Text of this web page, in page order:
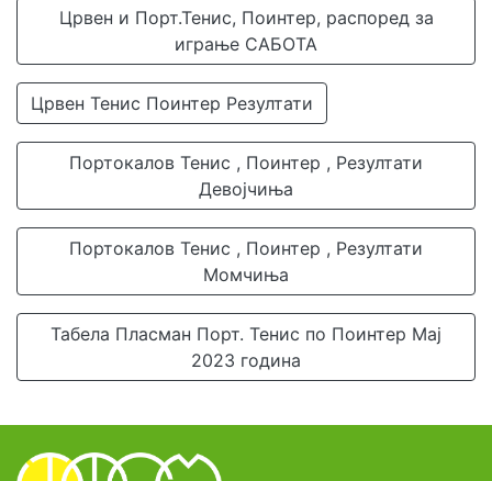
Црвен и Порт.Тенис, Поинтер, распоред за
играње САБОТА
Црвен Тенис Поинтер Резултати
Портокалов Тенис , Поинтер , Резултати
Девојчиња
Портокалов Тенис , Поинтер , Резултати
Момчиња
Табела Пласман Порт. Тенис по Поинтер Мај
2023 година